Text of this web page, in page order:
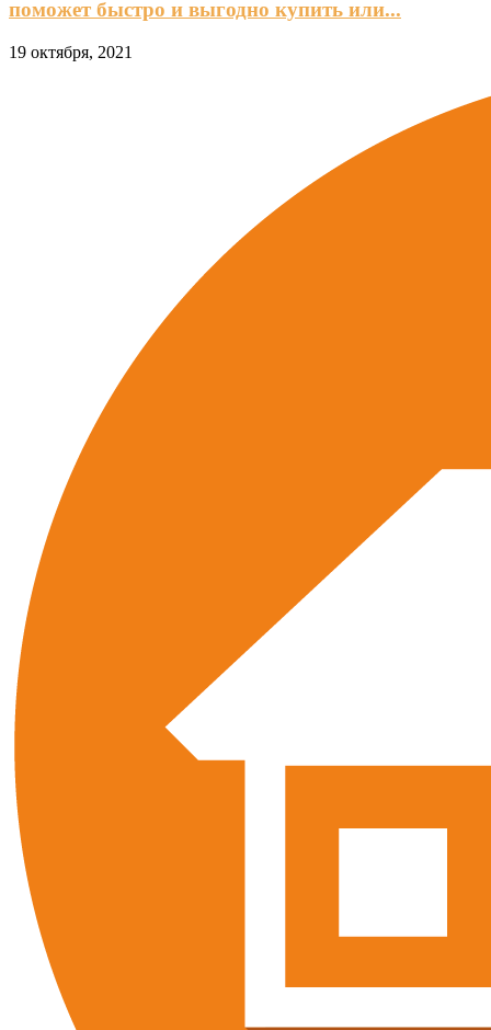
поможет быстро и выгодно купить или...
19 октября, 2021